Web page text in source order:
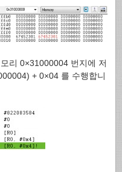
리 0×31000004 번지에 저
+ 0×04 를 수행합니